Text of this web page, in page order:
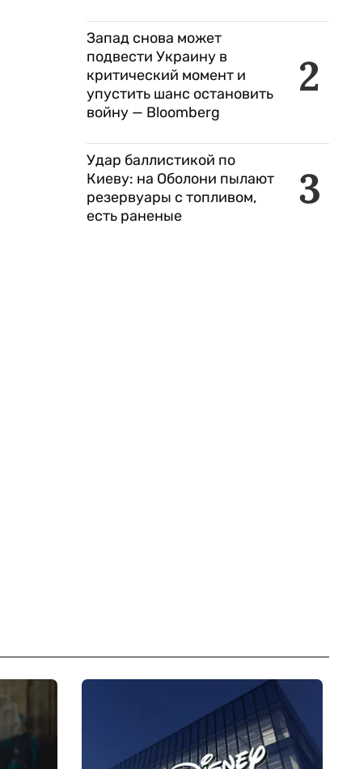
2
Запад снова может
подвести Украину в
критический момент и
упустить шанс остановить
войну — Bloomberg
3
Удар баллистикой по
Киеву: на Оболони пылают
резервуары с топливом,
есть раненые